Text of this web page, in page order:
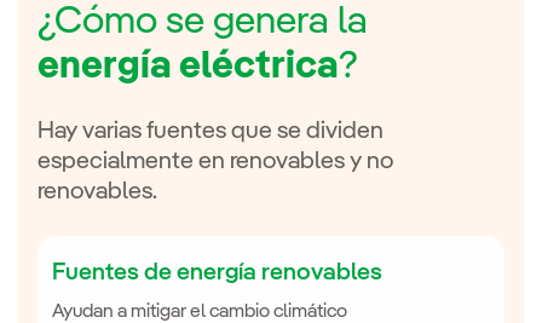
¿Cómo se genera la
energía eléctrica?
Hay varias fuentes que se dividen
especialmente en renovables y no
renovables.
Fuentes de energía renovables
Ayudan a mitigar el cambio climático